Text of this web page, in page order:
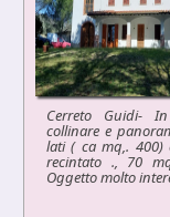
Cerreto Guidi-
collinare e
lati ( ca mq,. 400)
recintato ., 70
Oggetto molto